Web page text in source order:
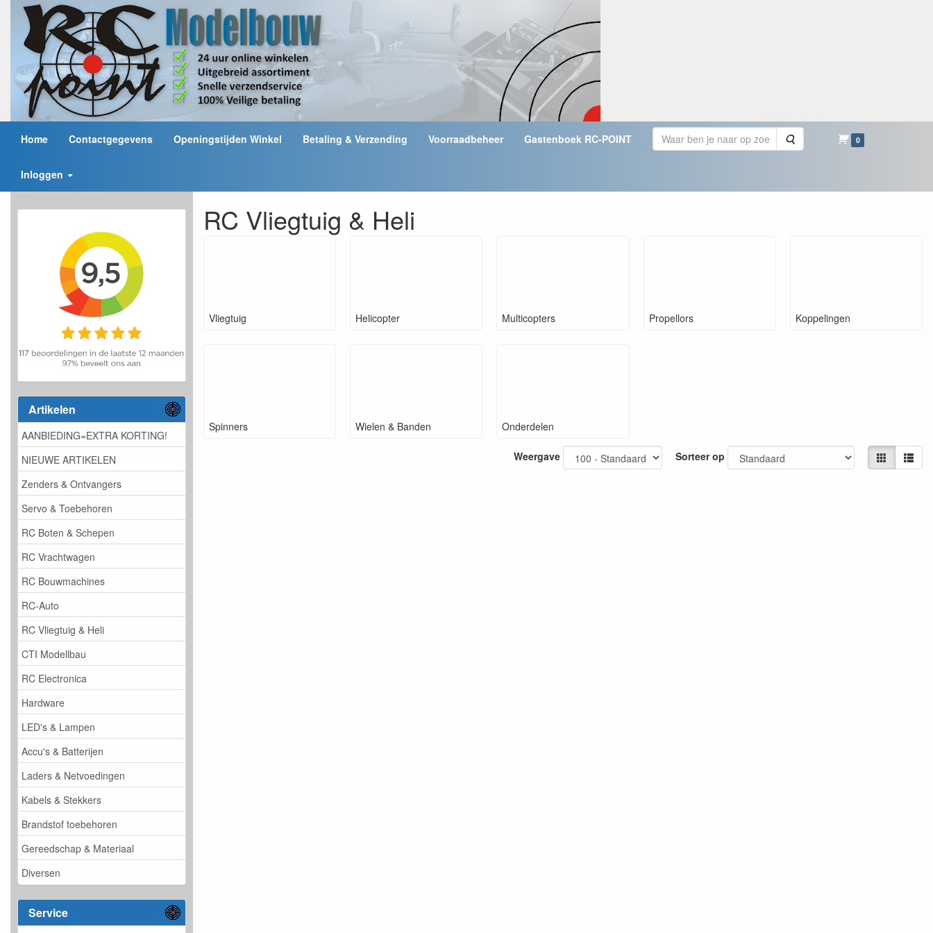
Home Contactgegevens Openingstijden Winkel Betaling & Verzending Voorraadbeheer Gastenboek RC-POINT Zoeken 0
Inloggen
Artikelen
AANBIEDING=EXTRA KORTING!
NIEUWE ARTIKELEN
Zenders & Ontvangers
Servo & Toebehoren
RC Boten & Schepen
RC Vrachtwagen
RC Bouwmachines
RC-Auto
RC Vliegtuig & Heli
CTI Modellbau
RC Electronica
Hardware
LED's & Lampen
Accu's & Batterijen
Laders & Netvoedingen
Kabels & Stekkers
Brandstof toebehoren
Gereedschap & Materiaal
Diversen
Service
RC Vliegtuig & Heli
Vliegtuig Helicopter Multicopters Propellors Koppelingen
Spinners Wielen & Banden Onderdelen
Weergave Sorteer op